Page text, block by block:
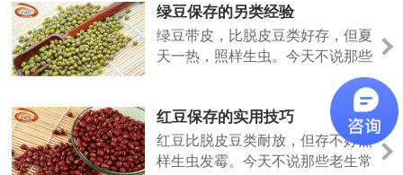
绿豆保存的另类经验
绿豆带皮，比脱皮豆类好存，但夏
天一热，照样生虫。今天不说那些
老话，聊几个实际用过的小招。
红豆保存的实用技巧
红豆比脱皮豆类耐放，但存不好照
样生虫发霉。今天不说那些老生常